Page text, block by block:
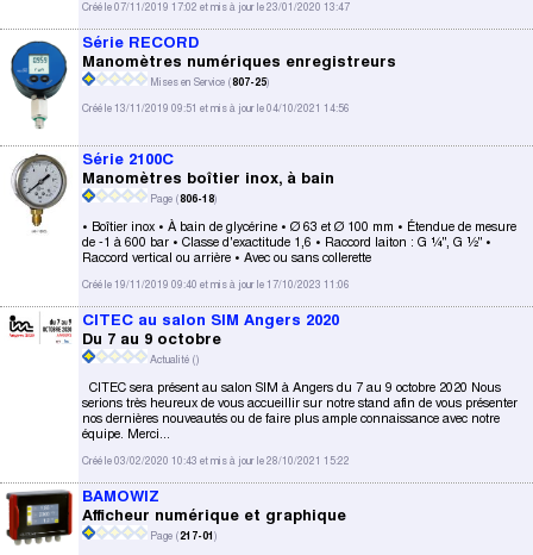
Créé le 07/11/2019 17:02 et mis à jour le 23/01/2020 13:47
Série RECORD
Manomètres numériques enregistreurs
Mises en Service (807-25)
Créé le 13/11/2019 09:51 et mis à jour le 04/10/2021 14:56
Série 2100C
Manomètres boîtier inox, à bain
Page (806-18)
• Boîtier inox • À bain de glycérine • Ø 63 et Ø 100 mm • Étendue de mesure
de -1 à 600 bar • Classe d'exactitude 1,6 • Raccord laiton : G ¼", G ½" •
Raccord vertical ou arrière • Avec ou sans collerette
Créé le 19/11/2019 09:40 et mis à jour le 17/10/2023 11:06
CITEC au salon SIM Angers 2020
Du 7 au 9 octobre
Actualité ()
CITEC sera présent au salon SIM à Angers du 7 au 9 octobre 2020 Nous
serions très heureux de vous accueillir sur notre stand afin de vous présenter
nos dernières nouveautés ou de faire plus ample connaissance avec notre
équipe. Merci...
Créé le 03/02/2020 10:43 et mis à jour le 28/10/2021 15:22
BAMOWIZ
Afficheur numérique et graphique
Page (217-01 )